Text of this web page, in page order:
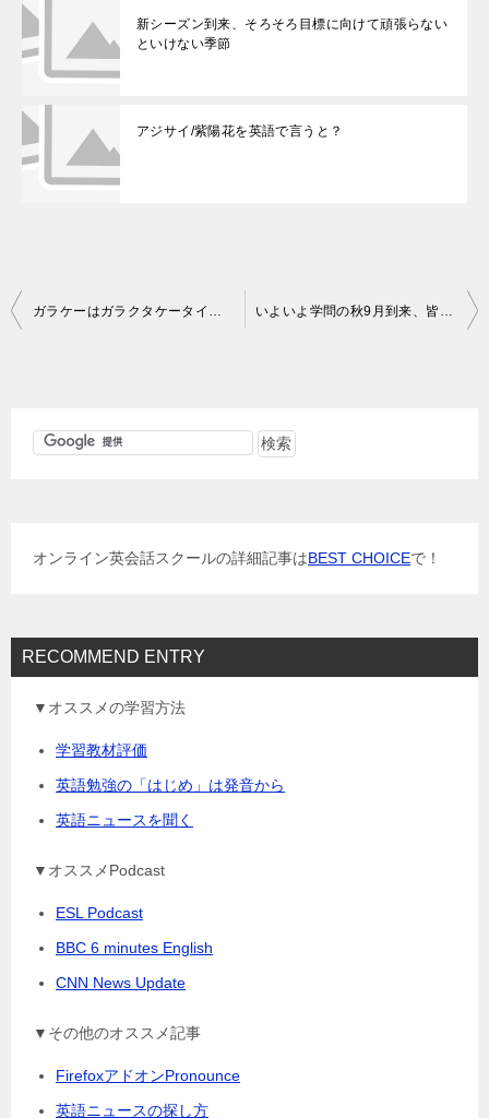
新シーズン到来、そろそろ目標に向けて頑張らない
といけない季節
アジサイ/紫陽花を英語で言うと？
投
オンライン英会話スクールの詳細記事はBEST CHOICEで！
RECOMMEND ENTRY
▼オススメの学習方法
学習教材評価
英語勉強の「はじめ」は発音から
英語ニュースを聞く
▼オススメPodcast
ESL Podcast
BBC 6 minutes English
CNN News Update
▼その他のオススメ記事
FirefoxアドオンPronounce
英語ニュースの探し方